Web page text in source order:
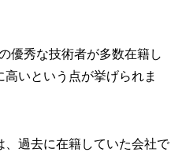
優秀な技術者が多数在籍し
いという点が挙げられま
過去に在籍していた会社で